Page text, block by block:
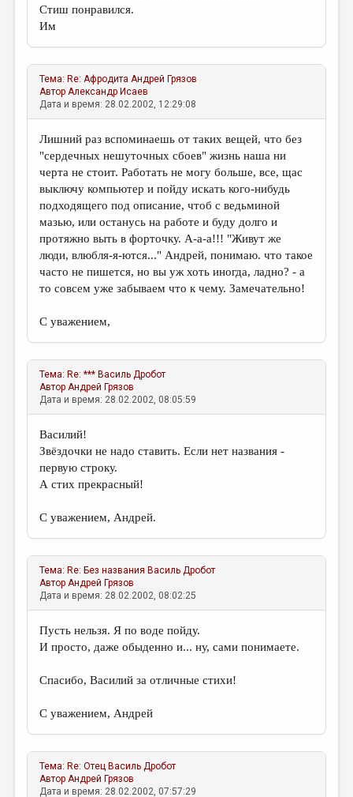
Стиш понравился.
Им
Тема: Re: Афродита Андрей Грязов
АвторАлександр Исаев
Дата и время: 28.02.2002, 12:29:08
Лишний раз вспоминаешь от таких вещей, что без
"сердечных нешуточных сбоев" жизнь наша ни
черта не стоит. Работать не могу больше, все, щас
выключу компьютер и пойду искать кого-нибудь
подходящего под описание, чтоб с ведьминой
мазью, или останусь на работе и буду долго и
протяжно выть в форточку. А-а-а!!! "Живут же
люди, влюбля-я-ются..." Андрей, понимаю. что такое
часто не пишется, но вы уж хоть иногда, ладно? - а
то совсем уже забываем что к чему. Замечательно!
С уважением,
Тема: Re: *** Василь Дробот
АвторАндрей Грязов
Дата и время: 28.02.2002, 08:05:59
Василий!
Звёздочки не надо ставить. Если нет названия -
первую строку.
А стих прекрасный!
С уважением, Андрей.
Тема: Re: Без названия Василь Дробот
АвторАндрей Грязов
Дата и время: 28.02.2002, 08:02:25
Пусть нельзя. Я по воде пойду.
И просто, даже обыденно и... ну, сами понимаете.
Спасибо, Василий за отличные стихи!
С уважением, Андрей
Тема: Re: Отец Василь Дробот
АвторАндрей Грязов
Дата и время: 28.02.2002, 07:57:29